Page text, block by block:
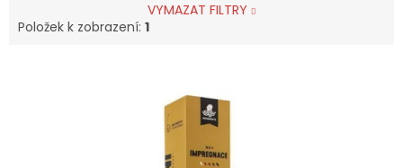
VYMAZAT FILTRY
Položek k zobrazení: 1